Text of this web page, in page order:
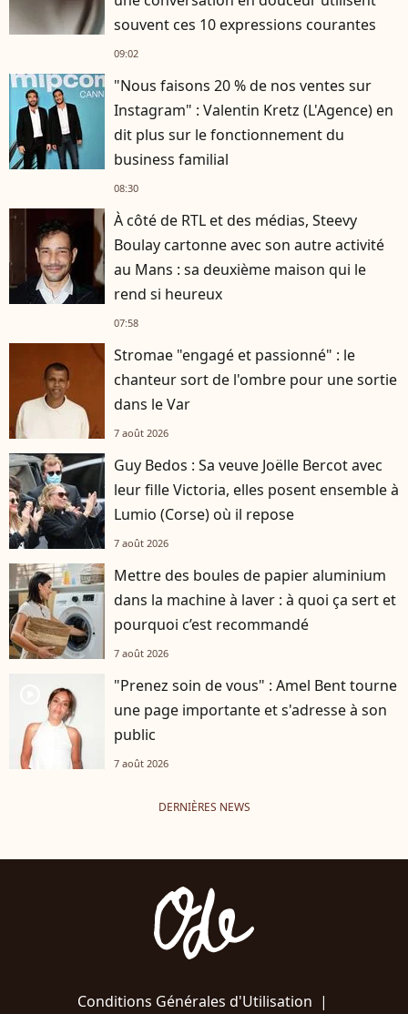
souvent ces 10 expressions courantes
09:02
"Nous faisons 20 % de nos ventes sur
Instagram" : Valentin Kretz (L'Agence) en
dit plus sur le fonctionnement du
business familial
08:30
À côté de RTL et des médias, Steevy
Boulay cartonne avec son autre activité
au Mans : sa deuxième maison qui le
rend si heureux
07:58
Stromae "engagé et passionné" : le
chanteur sort de l'ombre pour une sortie
dans le Var
7 août 2026
Guy Bedos : Sa veuve Joëlle Bercot avec
leur fille Victoria, elles posent ensemble à
Lumio (Corse) où il repose
7 août 2026
Mettre des boules de papier aluminium
dans la machine à laver : à quoi ça sert et
pourquoi c’est recommandé
7 août 2026
"Prenez soin de vous" : Amel Bent tourne
une page importante et s'adresse à son
public
7 août 2026
DERNIÈRES NEWS
Conditions Générales d'Utilisation |